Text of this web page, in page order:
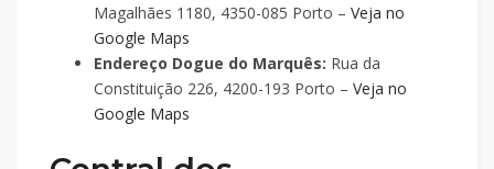
Magalhães 1180, 4350-085 Porto – Veja no
Google Maps
Endereço Dogue do Marquês: Rua da
Constituição 226, 4200-193 Porto – Veja no
Google Maps